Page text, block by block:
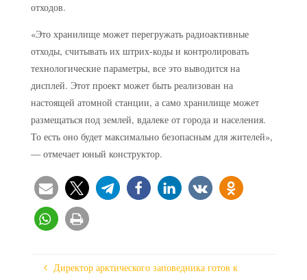
отходов.
«Это хранилище может перегружать радиоактивные
отходы, считывать их штрих-коды и контролировать
технологические параметры, все это выводится на
дисплей. Этот проект может быть реализован на
настоящей атомной станции, а само хранилище может
размещаться под землей, вдалеке от города и населения.
То есть оно будет максимально безопасным для жителей»,
— отмечает юный конструктор.
Директор арктического заповедника готов к